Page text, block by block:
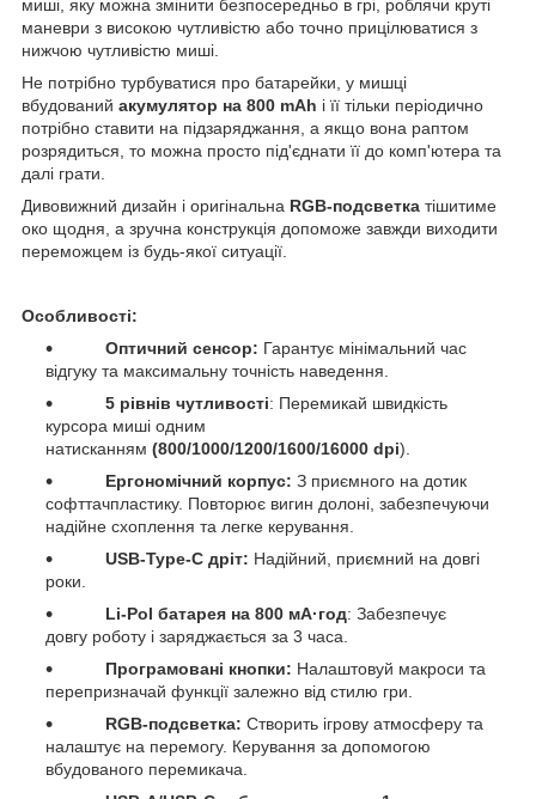
миші, яку можна змінити безпосередньо в грі, роблячи круті
маневри з високою чутливістю або точно прицілюватися з
нижчою чутливістю миші.
Не потрібно турбуватися про батарейки, у мишці
вбудований акумулятор на 800 mAh і її тільки періодично
потрібно ставити на підзаряджання, а якщо вона раптом
розрядиться, то можна просто під'єднати її до комп'ютера та
далі грати.
Дивовижний дизайн і оригінальна RGB-подсветка тішитиме
око щодня, а зручна конструкція допоможе завжди виходити
переможцем із будь-якої ситуації.
Особливості:
Оптичний сенсор: Гарантує мінімальний час
відгуку та максимальну точність наведення.
5 рівнів чутливості: Перемикай швидкість
курсора миші одним
натисканням (800/1000/1200/1600/16000 dpi)
Ергономічний корпус: З приємного на дотик
софттачпластику. Повторює вигин долоні, забезпечуючи
надійне схоплення та легке керування.
USB-Type-C дріт: Надійний, приємний на довгі
роки.
Li-Pol батарея на 800 мА·год: Забезпечує
довгу роботу і заряджається за 3 часа
Програмовані кнопки: Налаштовуй макроси та
перепризначай функції залежно від стилю гри.
RGB-подсветка: Створить ігрову атмосферу та
налаштує на перемогу. Керування за допомогою
вбудованого перемикача.